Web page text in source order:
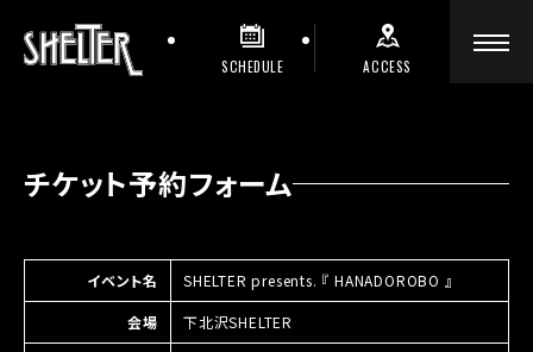
SCHEDULE ACCESS
チケット予約フォーム
イベント名 SHELTER presents. 『 HANADOROBO 』
会場 下北沢SHELTER